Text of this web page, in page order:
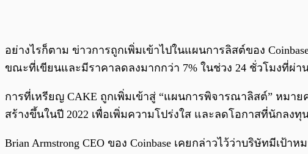
อย่างไรก็ตาม ข่าวการถูกเพิ่มเข้าไปในแผนการลิสต์ของ
ขณะที่เขียนและมีราคาลดลงมากกว่า 7% ในช่วง 24 ชั่วโมงที่ผ่า
การที่เหรียญ CAKE ถูกเพิ่มเข้าสู่ “แผนการพิจารณาลิสต์” หมา
สร้างขึ้นในปี 2022 เพื่อเพิ่มความโปร่งใส และลดโอกาสที่นักล
Brian Armstrong CEO ของ Coinbase เคยกล่าวไว้ว่าบริษัทมีเ